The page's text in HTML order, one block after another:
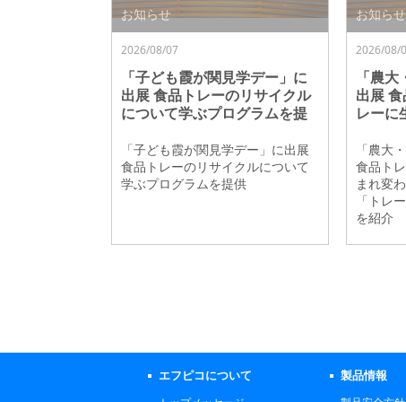
お知らせ
2026/08/07
「子ども霞が関見学デー」に
出展 食品トレーのリサイクル
について学ぶプログラムを提
「子ども霞が関見学デー」に出展
食品トレーのリサイクルについて
学ぶプログラムを提供
お知らせ
2026/08/
「農
出展
レーに
ー」
「農大
食品ト
まれ変
「トレ
を紹介
エフピコについて
製品情報